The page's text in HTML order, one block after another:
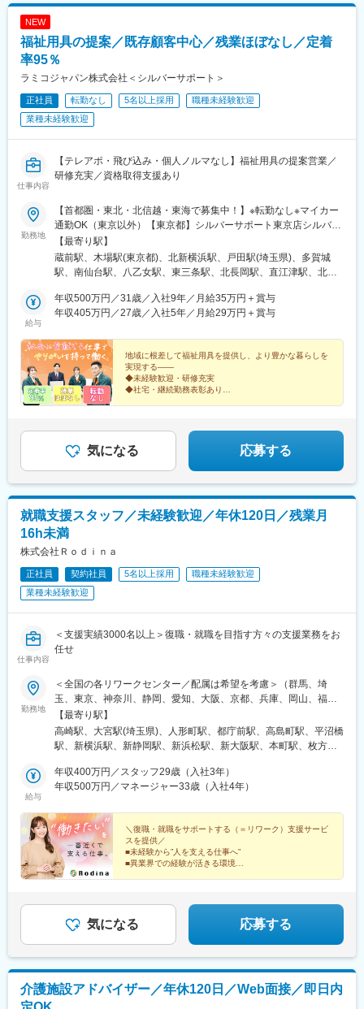
NEW
福祉用具の提案／既存顧客中心／残業ほぼなし／定着
率95％
ラミコジャパン株式会社＜シルバーサポート＞
正社員 転勤なし 5名以上採用
職種未経験歓迎
業種未経験歓迎
仕事内容
【テレアポ・飛び込み・個人ノルマなし】福祉用具の提案営業／
研修充実／資格取得支援あり
勤務地
【首都圏・東北・北信越・東海で募集中！】※転勤なし※マイカー
通勤OK（東京以外）【東京都】シルバーサポート東京店シルバー
サポート江東店【神奈川県】シルバーサポート横浜店【埼玉県】
シルバーサポート戸田店【宮城県】シルバーサポート仙台店シル
バーサポート仙台南店シルバーサポート仙台北店【新潟県】シル
越店【長野県】シルバーサポート長野店【三重県】シルバーサポ
ート三重中央店※受動喫煙対策：敷地内喫煙可能場所あり（拠点に
【最寄り駅】
蔵前駅、木場駅(東京都)、北新横浜駅、戸田駅(埼玉県)、多賀城
駅、南仙台駅、八乙女駅、東三条駅、北長岡駅、直江津駅、北長
給与
年収500万円／31歳／入社9年／月給35万円＋賞与
年収405万円／27歳／入社5年／月給29万円＋賞与
地域に根差して福祉用具を提供し、より豊かな暮らしを
実現する――
◆未経験歓迎・研修充実
◆社宅・継続勤務表彰あり
◆17時半定時・残業ほぼなし
気になる 応募する
就職支援スタッフ／未経験歓迎／年休120日／残業月
16h未満
株式会社Ｒｏｄｉｎａ
正社員 契約社員 5名以上採用
職種未経験歓迎
業種未経験歓迎
仕事内容
＜支援実績3000名以上＞復職・就職を目指す方々の支援業務をお
任せ
勤務地
＜全国の各リワークセンター／配属は希望を考慮＞（群馬、埼
玉、東京、神奈川、静岡、愛知、大阪、京都、兵庫、岡山、福
岡）★転勤が必要な際は相談の上、希望を考慮し決定・群馬：高
崎（2026年10月開設予定）・埼玉：大宮／大宮東口・東京：日本
橋／新宿南口・神奈川：横浜東口／横浜西口／新横浜・静岡：静
方・京都：京都河原町／烏丸御池・兵庫：神戸・岡山：岡山・福
岡：博多筑紫口※オフィス内禁煙※新規事業所を希望の場合、開設
【最寄り駅】
高崎駅、大宮駅(埼玉県)、人形町駅、都庁前駅、高島町駅、平沼橋
駅、新横浜駅、新静岡駅、新浜松駅、新大阪駅、本町駅、枚方市
駅、博多駅、水天宮前駅、南新宿駅、横浜駅、日吉町駅、浜松
駅、東淀川駅、南方駅(大阪府)、心斎橋駅、宮之阪駅、祇園四条
新宿駅、戸部駅、静岡駅、第一通り駅、崇禅寺駅、堺筋本町駅、
烏丸駅、ハーバーランド駅、西川緑道公園駅
給与
年収400万円／スタッフ29歳（入社3年）
年収500万円／マネージャー33歳（入社4年）
＼復職・就職をサポートする（＝リワーク）支援サービ
スを提供／
■未経験から”人を支える仕事へ”
■異業界での経験が活きる環境
気になる 応募する
介護施設アドバイザー／年休120日／Web面接／即日内